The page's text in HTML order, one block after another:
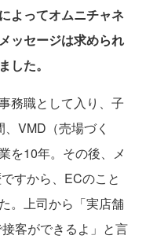
よってオムニチャネ
ッセージは求められ
した。
務職として入り、子
VMD（売場づく
を10年。その後、メ
すから、ECのこと
。上司から「実店舗
客ができるよ」と言